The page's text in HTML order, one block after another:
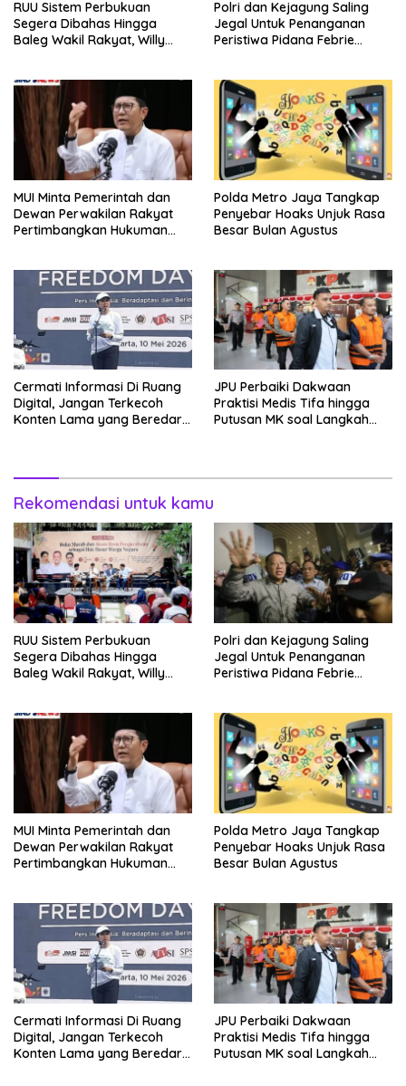
RUU Sistem Perbukuan
Segera Dibahas Hingga
Baleg Wakil Rakyat, Willy
Polri dan Kejagung Saling
Jegal Untuk Penanganan
Peristiwa Pidana Febrie
MUI Minta Pemerintah dan
Dewan Perwakilan Rakyat
Pertimbangkan Hukuman
Polda Metro Jaya Tangkap
Penyebar Hoaks Unjuk Rasa
Besar Bulan Agustus
Cermati Informasi Di Ruang
Digital, Jangan Terkecoh
Konten Lama yang Beredar
JPU Perbaiki Dakwaan
Praktisi Medis Tifa hingga
Putusan MK soal Langkah
Rekomendasi untuk kamu
RUU Sistem Perbukuan
Segera Dibahas Hingga
Baleg Wakil Rakyat, Willy
Polri dan Kejagung Saling
Jegal Untuk Penanganan
Peristiwa Pidana Febrie
MUI Minta Pemerintah dan
Dewan Perwakilan Rakyat
Pertimbangkan Hukuman
Polda Metro Jaya Tangkap
Penyebar Hoaks Unjuk Rasa
Besar Bulan Agustus
Cermati Informasi Di Ruang
Digital, Jangan Terkecoh
Konten Lama yang Beredar
JPU Perbaiki Dakwaan
Praktisi Medis Tifa hingga
Putusan MK soal Langkah